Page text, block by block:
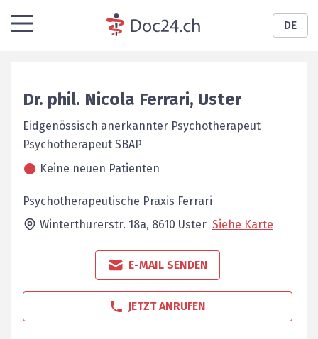
DE
Dr. phil. Nicola Ferrari, Uster
Eidgenössisch anerkannter Psychotherapeut
Psychotherapeut SBAP
Keine neuen Patienten
Psychotherapeutische Praxis Ferrari
Winterthurerstr. 18a, 8610 Uster Siehe Karte
E-MAIL SENDEN
JETZT ANRUFEN